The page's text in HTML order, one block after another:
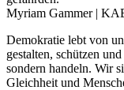
Myriam Gammer |
Demokratie lebt von
gestalten, schützen
sondern handeln. Wir
Gleichheit und